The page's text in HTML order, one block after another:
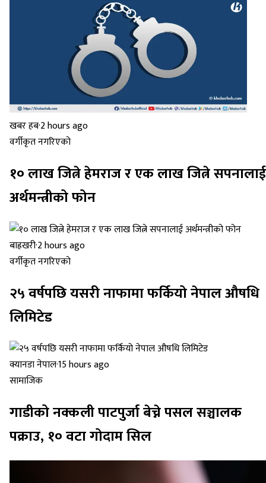
खबर हब·2 hours ago
वर्गीकृत नगरिएको
१० लाख जित्ने हेमराज र एक लाख जित्ने सपनालाई
अर्थमन्त्रीको फोन
बाह्रखरी·2 hours ago
वर्गीकृत नगरिएको
२५ वर्षपछि यसरी नाफामा फर्कियो नेपाल औषधि
लिमिटेड
क्यानडा नेपाल·15 hours ago
सामाजिक
गाडीको नक्कली पाटपुर्जा बेच्ने पसल सञ्चालक
पक्राउ, १० वटा गोदाम सिल